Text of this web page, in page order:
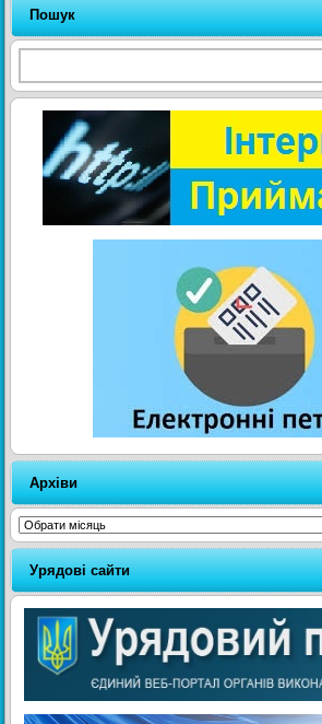
Пошук
Архіви
Архіви
Урядові сайти